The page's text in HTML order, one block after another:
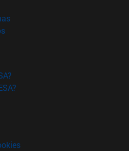
(abre en nueva ventana)
(abre en nueva ventana)